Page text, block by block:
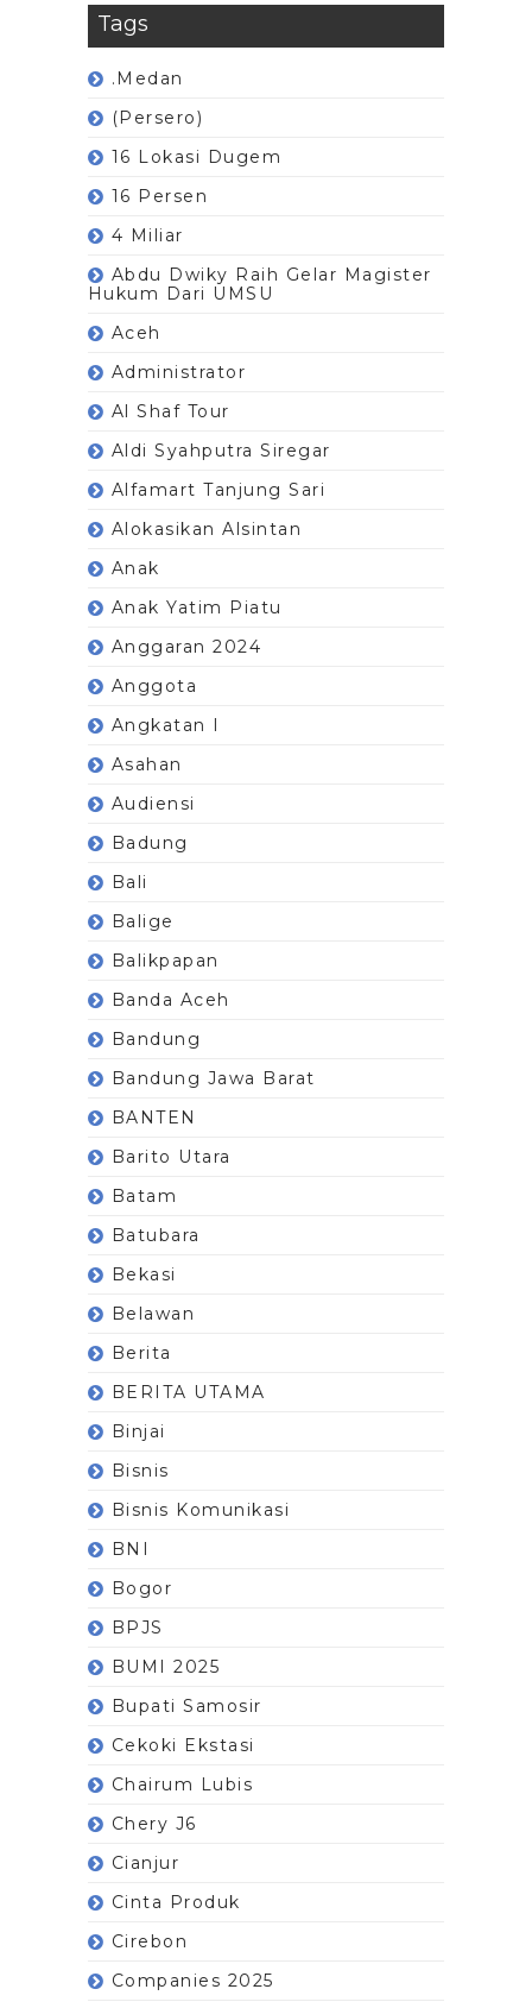
Tags
.Medan
(Persero)
16 Lokasi Dugem
16 Persen
4 Miliar
Abdu Dwiky Raih Gelar Magister
Hukum Dari UMSU
Aceh
Administrator
Al Shaf Tour
Aldi Syahputra Siregar
Alfamart Tanjung Sari
Alokasikan Alsintan
Anak
Anak Yatim Piatu
Anggaran 2024
Anggota
Angkatan I
Asahan
Audiensi
Badung
Bali
Balige
Balikpapan
Banda Aceh
Bandung
Bandung Jawa Barat
BANTEN
Barito Utara
Batam
Batubara
Bekasi
Belawan
Berita
BERITA UTAMA
Binjai
Bisnis
Bisnis Komunikasi
BNI
Bogor
BPJS
BUMI 2025
Bupati Samosir
Cekoki Ekstasi
Chairum Lubis
Chery J6
Cianjur
Cinta Produk
Cirebon
Companies 2025